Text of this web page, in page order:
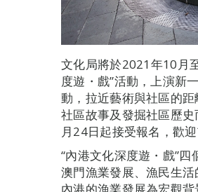
文化局將於2021年10月
度遊・戲”活動，上演新
動，拉近藝術與社區的
社區故事及發掘社區歷
月24日起接受報名，歡迎
“內港文化深度遊・戲”
澳門漁業發展、漁民生
內港的漁業發展為宏觀